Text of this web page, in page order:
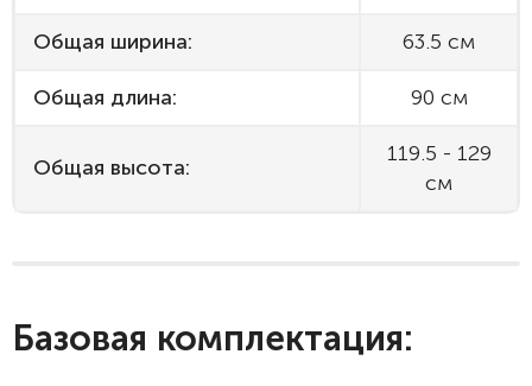
Общая ширина: 63.5 см
Общая длина: 90 см
Общая высота:
119.5 - 129
см
Базовая комплектация: